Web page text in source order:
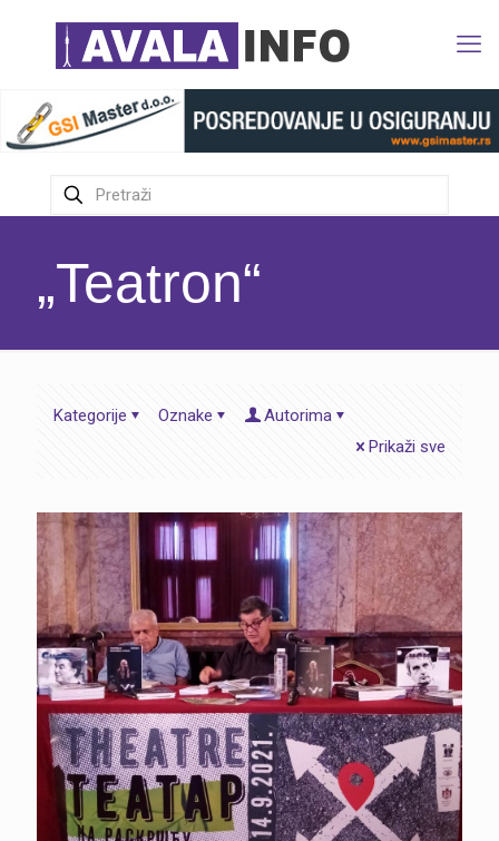
„Teatron“
Kategorije Oznake
Autorima
Prikaži sve